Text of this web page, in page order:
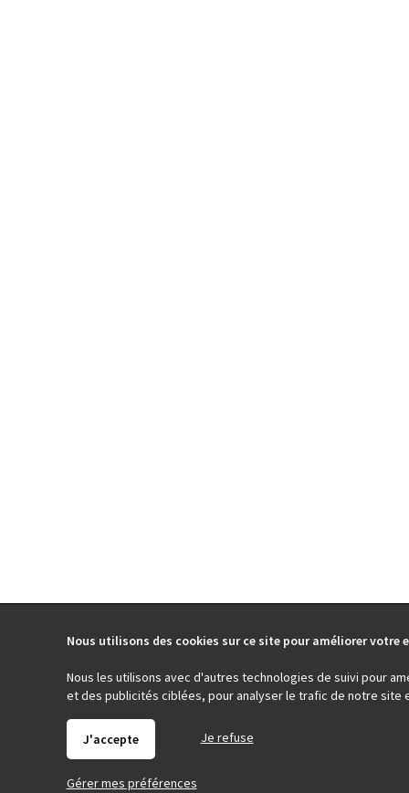
Nous utilisons des cookies sur ce site pour améliorer votre
Nous les utilisons avec d'autres technologies de suivi pour
et des publicités ciblées, pour analyser le trafic de notre site
J'accepte Je refuse
Gérer mes préférences